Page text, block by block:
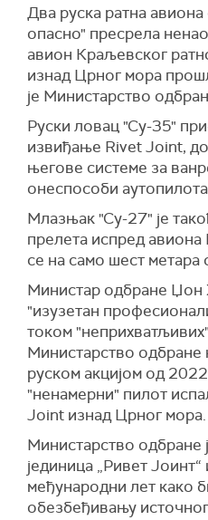
затвореним, канали
америчким
функционишу", навео
(Известија)
преносиЕвропска
Напоменуо је да је
покренуо питање
Украјини, као и да је
прилика за отварање
између Украјине и
"Послали смо поруку
такође смо известили
консултације на
језичким, културним и
мађарске мањине која
би добили оно на шта
у Европској унији",
(Европска правда)
Два руска ратна
опасно" пресрела
авион Краљевског
изнад Црног мора
је Министарство
Руски ловац "Су-35"
извиђање Rivet Joint,
његове системе за
онеспособи
Млазњак "Су-27" је
прелета испред
се на само шест метара
Министар одбране Џон
"изузетан
током
Министарство одбране
руском акцијом од
"ненамерни" пилот
Joint изнад Црног мора.
Министарство одбране
јединица „Ривет
међународни лет како
обезбеђивању